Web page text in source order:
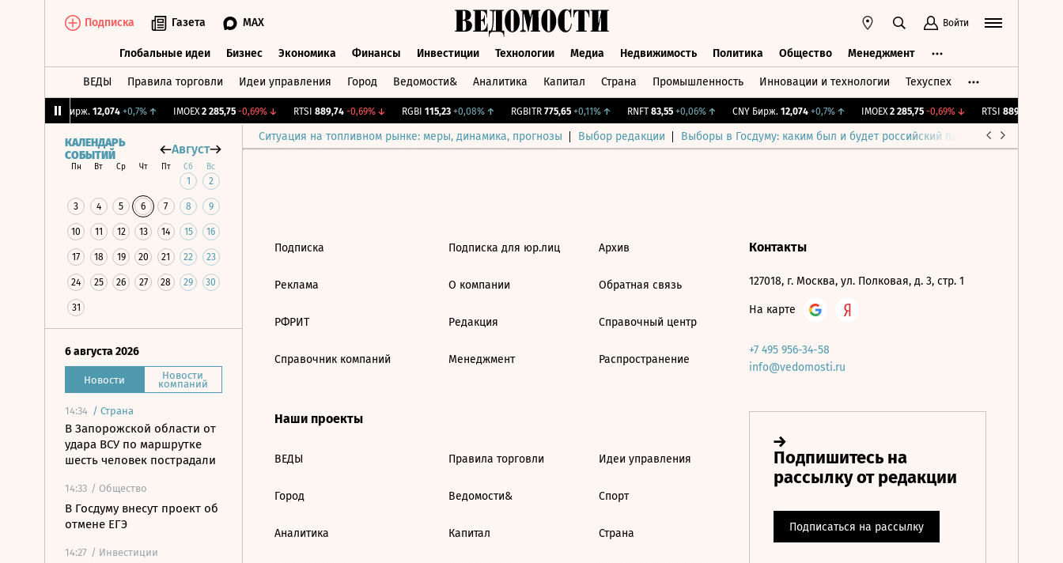
Подписка Газета MAX Войти
Глобальные идеи Бизнес Экономика Финансы Инвестиции Технологии Медиа Недвижимость Политика Общество Менеджмент
ВЕДЫ Правила торговли Идеи управления Город Ведомости& Аналитика Капитал Страна Промышленность Инновации и технологии Техуспех
CNY Бирж. 12,074 +0,7%↑ IMOEX 2 285,75 -0,69%↓ RTSI 889,74 -0,69%↓ RGBI 115,23 +0,08%↑ RGBITR 775,65 +0,11%↑ RNFT 83,55 +0,06%↑ CNY Бирж. 12,074 +0,7%↑ IMOEX 2 285,75 -0,69%↓ RTSI 889,74
Ситуация на топливном рынке: меры, динамика, прогнозы Выбор редакции Выборы в Госдуму: каким был и будет российский парламент
КАЛЕНДАРЬ
СОБЫТИЙ
Август
Пн Вт Ср Чт Пт Сб Вс
1 2
3 4 5 6 7 8 9
10 11 12 13 14 15 16
17 18 19 20 21 22 23
24 25 26 27 28 29 30
31
6 августа 2026
Новости Новости
компаний
14:34 / Страна
В Запорожской области от
удара ВСУ по маршрутке
шесть человек пострадали
14:33 / Общество
В Госдуму внесут проект об
отмене ЕГЭ
14:27 / Инвестиции
Подписка
Реклама
РФРИТ
Справочник компаний
Подписка для юр.лиц
О компании
Редакция
Менеджмент
Архив
Обратная связь
Справочный центр
Распространение
Наши проекты
ВЕДЫ
Город
Аналитика
Правила торговли
Ведомости&
Капитал
Идеи управления
Спорт
Страна
Контакты
127018, г. Москва, ул. Полковая, д. 3, стр. 1
На карте
+7 495 956-34-58
info@vedomosti.ru